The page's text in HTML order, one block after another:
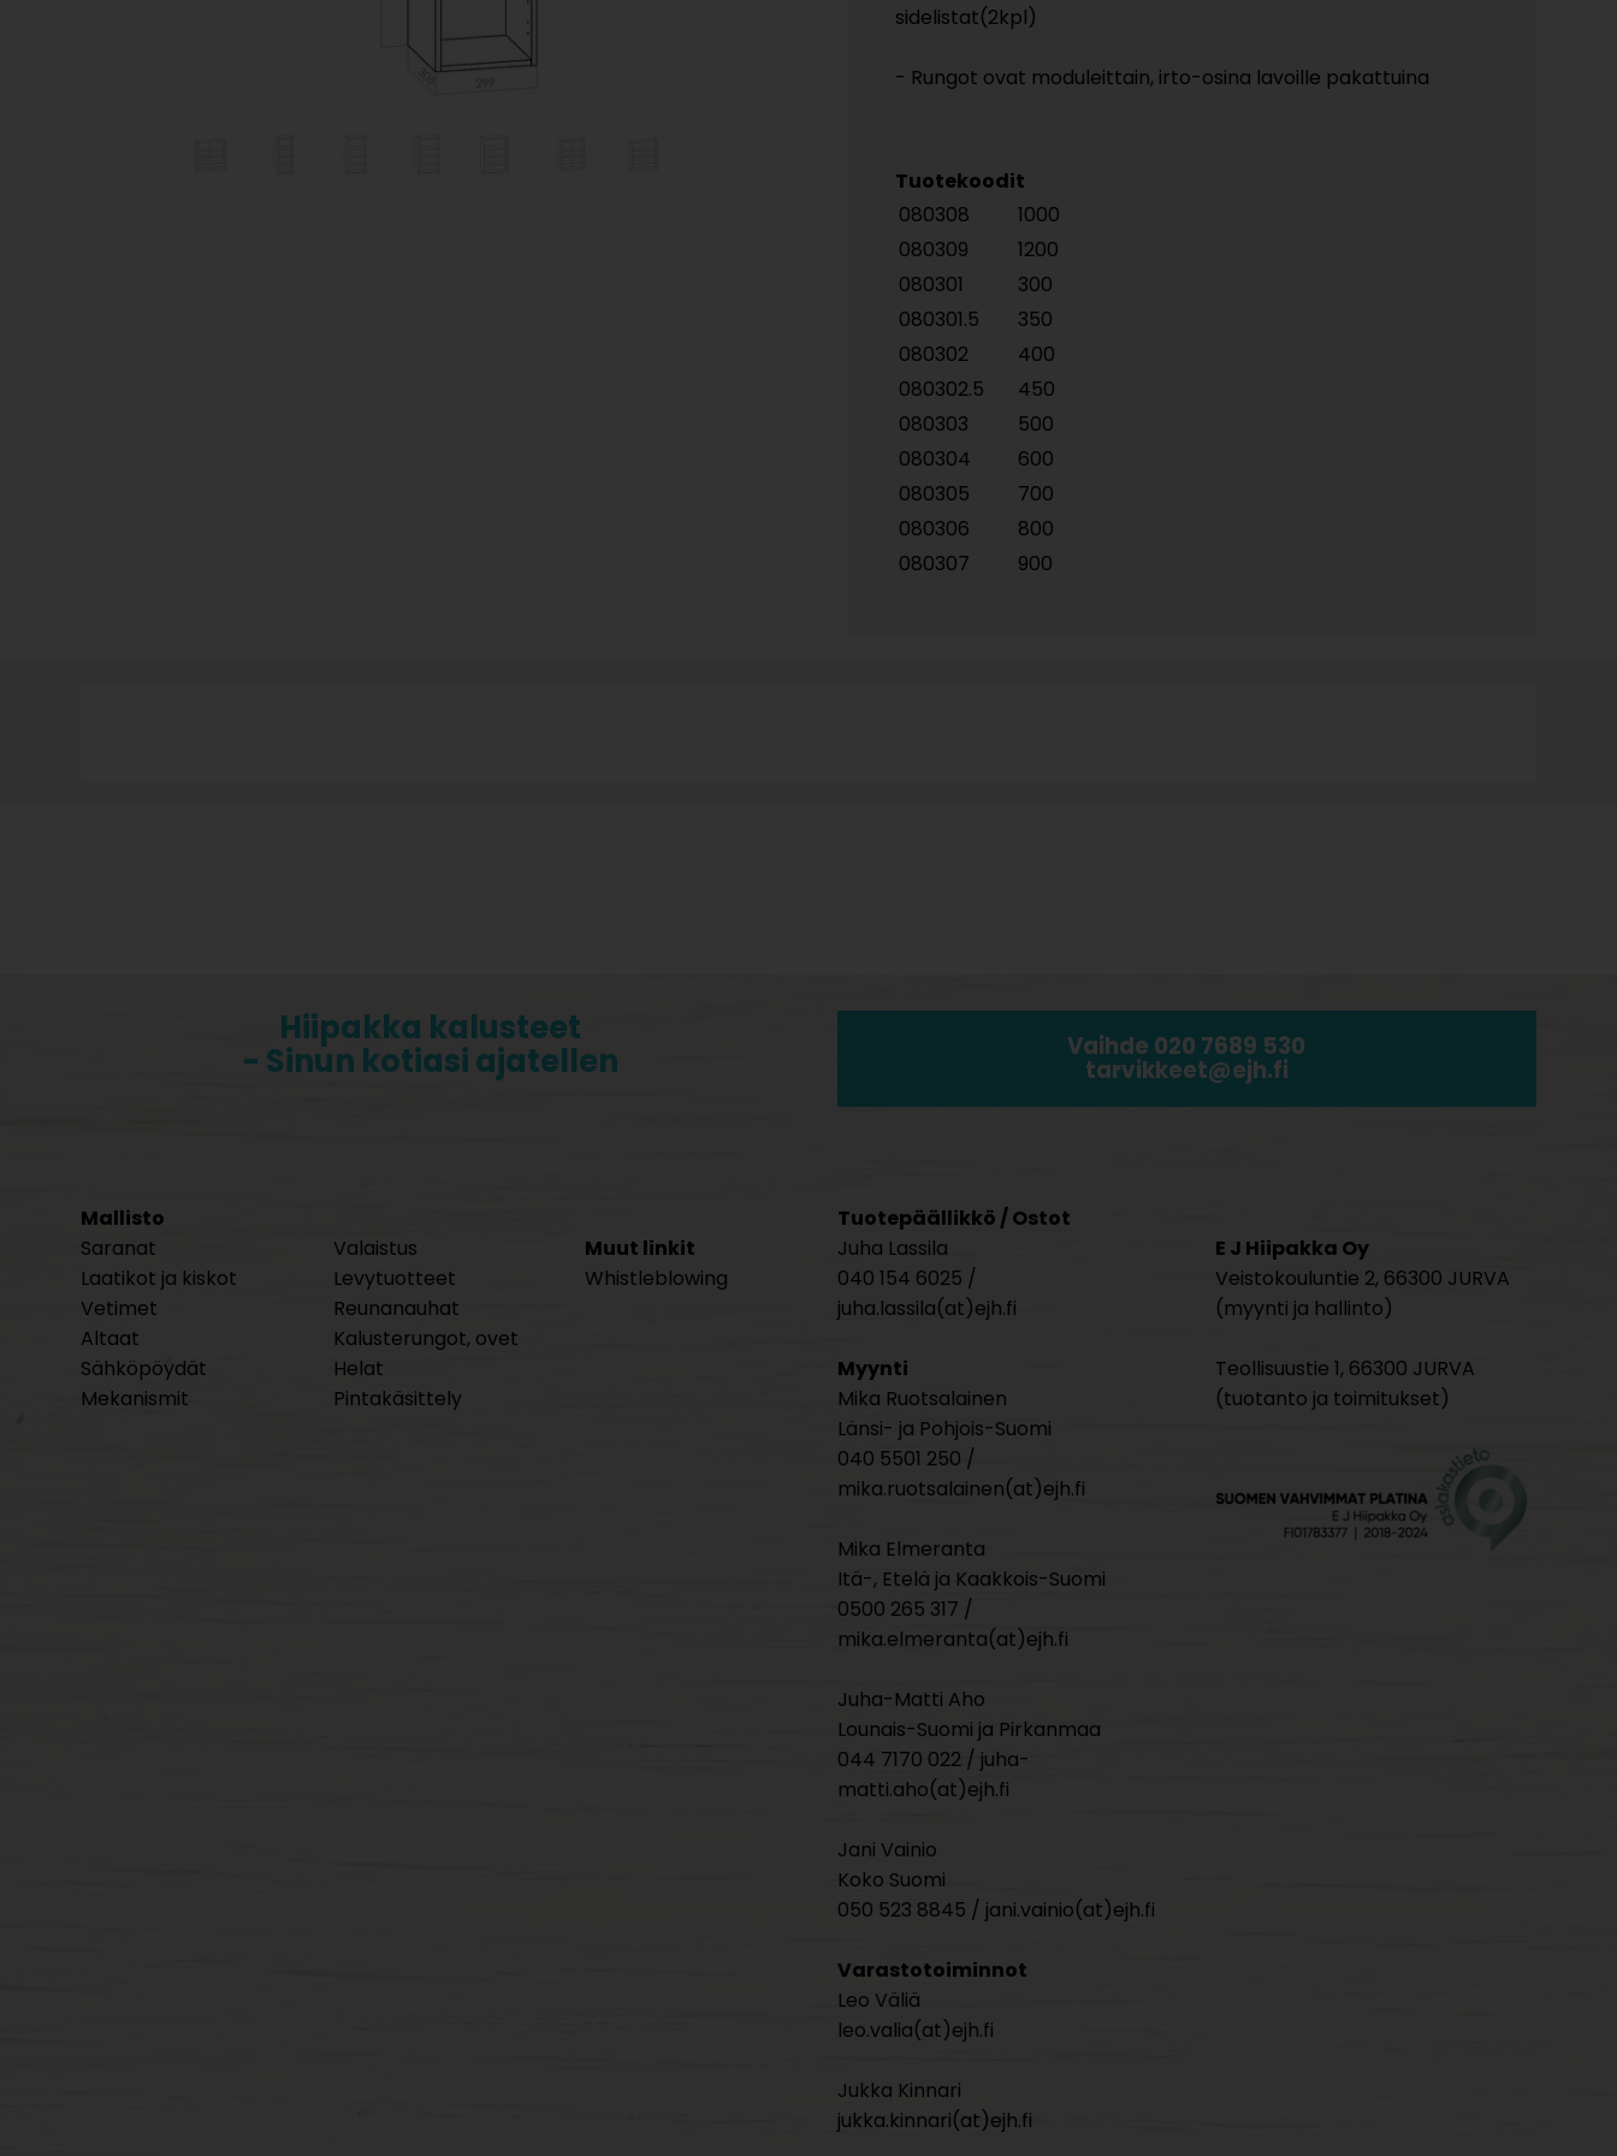
sidelistat(2kpl)
- Rungot ovat moduleittain, irto-osina lavoille pakattuina
Tuotekoodit
080308
1000
080309
1200
080301
300
080301.5
350
080302
400
080302.5
450
080303
500
080304
600
080305
700
080306
800
080307
900
Hiipakka kalusteet
- Sinun kotiasi ajatellen
Vaihde 020 7689 530
tarvikkeet@ejh.fi
Mallisto
Saranat
Laatikot ja kiskot
Vetimet
Altaat
Sähköpöydät
Mekanismit
Valaistus
Levytuotteet
Reunanauhat
Kalusterungot, ovet
Helat
Pintakäsittely
Muut linkit
Whistleblowing
Tuotepäällikkö / Ostot
Juha Lassila
040 154 6025 /
juha.lassila(at)ejh.fi
Myynti
Mika Ruotsalainen
Länsi- ja Pohjois-Suomi
040 5501 250 /
mika.ruotsalainen(at)ejh.fi
Mika Elmeranta
Itä-, Etelä ja Kaakkois-Suomi
0500 265 317 /
mika.elmeranta(at)ejh.fi
Juha-Matti Aho
Lounais-Suomi ja Pirkanmaa
044 7170 022 / juha-
matti.aho(at)ejh.fi
Jani Vainio
Koko Suomi
050 523 8845 / jani.vainio(at)ejh.fi
Varastotoiminnot
Leo Väliä
leo.valia(at)ejh.fi
Jukka Kinnari
jukka.kinnari(at)ejh.fi
E J Hiipakka Oy
Veistokouluntie 2, 66300 JURVA
(myynti ja hallinto)
Teollisuustie 1, 66300 JURVA
(tuotanto ja toimitukset)